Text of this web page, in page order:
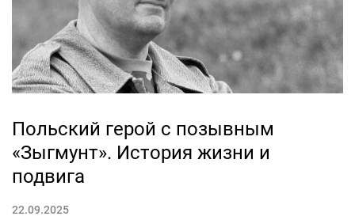
Польский герой с позывным
«Зыгмунт». История жизни и
подвига
22.09.2025